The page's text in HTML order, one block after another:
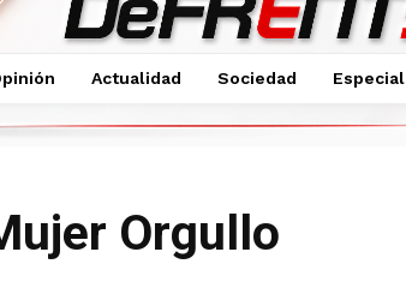
Actualidad Sociedad Especial
Orgullo